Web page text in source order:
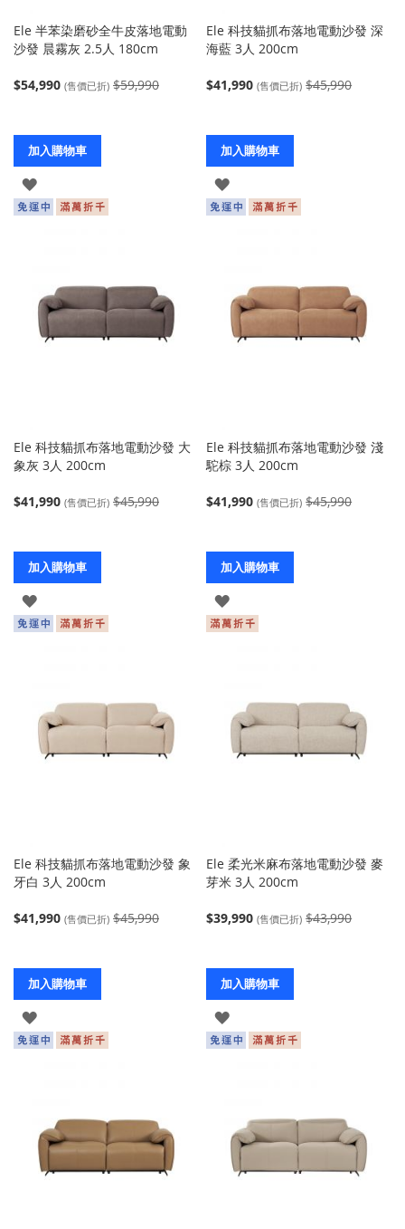
Ele 半苯染磨砂全牛皮落地電動
沙發 晨霧灰 2.5人 180cm
$54,990 (售價已折) $59,990
加入購物車
登
入
Ele 科技貓抓布落地電動沙發 深
海藍 3人 200cm
$41,990 (售價已折) $45,990
加入購物車
登
入
Ele 科技貓抓布落地電動沙發 大
象灰 3人 200cm
$41,990 (售價已折) $45,990
加入購物車
登
入
Ele 科技貓抓布落地電動沙發 淺
駝棕 3人 200cm
$41,990 (售價已折) $45,990
加入購物車
登
入
Ele 科技貓抓布落地電動沙發 象
牙白 3人 200cm
$41,990 (售價已折) $45,990
加入購物車
登
入
Ele 柔光米麻布落地電動沙發 麥
芽米 3人 200cm
$39,990 (售價已折) $43,990
加入購物車
登
入